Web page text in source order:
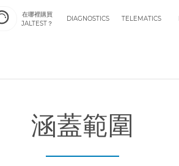
在哪裡購買
JALTEST？
DIAGNOSTICS TELEMATICS
涵蓋範圍